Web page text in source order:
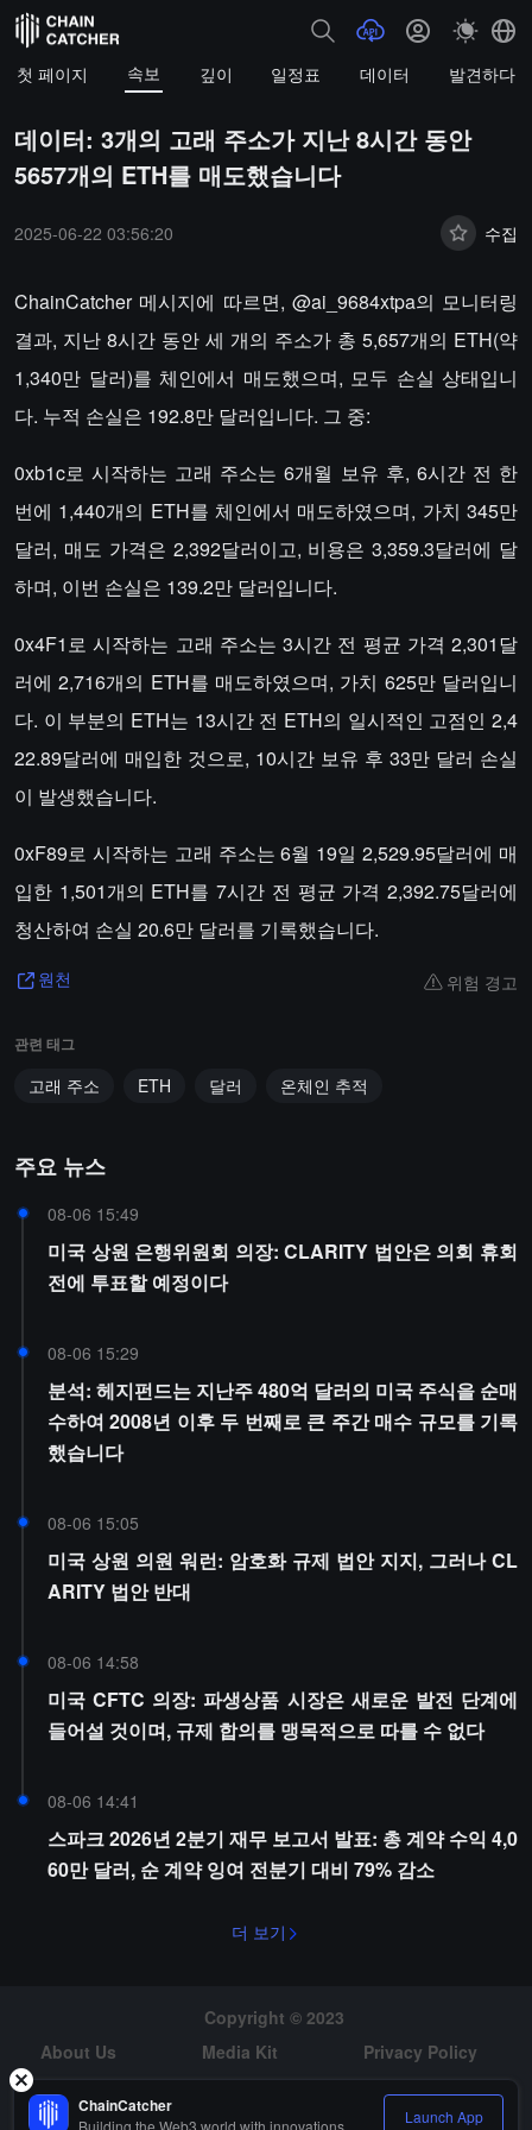
첫 페이지 속보 깊이 일정표 데이터 발견하다
데이터: 3개의 고래 주소가 지난 8시간 동안
5657개의 ETH를 매도했습니다
2025-06-22 03:56:20 수집
ChainCatcher 메시지에 따르면, @ai_9684xtpa의 모니터링
결과, 지난 8시간 동안 세 개의 주소가 총 5,657개의 ETH(약
1,340만 달러)를 체인에서 매도했으며, 모두 손실 상태입니
다. 누적 손실은 192.8만 달러입니다. 그 중:
0xb1c로 시작하는 고래 주소는 6개월 보유 후, 6시간 전 한
번에 1,440개의 ETH를 체인에서 매도하였으며, 가치 345만
달러, 매도 가격은 2,392달러이고, 비용은 3,359.3달러에 달
하며, 이번 손실은 139.2만 달러입니다.
0x4F1로 시작하는 고래 주소는 3시간 전 평균 가격 2,301달
러에 2,716개의 ETH를 매도하였으며, 가치 625만 달러입니
다. 이 부분의 ETH는 13시간 전 ETH의 일시적인 고점인 2,4
22.89달러에 매입한 것으로, 10시간 보유 후 33만 달러 손실
이 발생했습니다.
0xF89로 시작하는 고래 주소는 6월 19일 2,529.95달러에 매
입한 1,501개의 ETH를 7시간 전 평균 가격 2,392.75달러에
청산하여 손실 20.6만 달러를 기록했습니다.
원천 위험 경고
관련 태그
고래 주소 ETH 달러 온체인 추적
주요 뉴스
08-06 15:49
미국 상원 은행위원회 의장: CLARITY 법안은 의회 휴회
전에 투표할 예정이다
08-06 15:29
분석: 헤지펀드는 지난주 480억 달러의 미국 주식을 순매
수하여 2008년 이후 두 번째로 큰 주간 매수 규모를 기록
했습니다
08-06 15:05
미국 상원 의원 워런: 암호화 규제 법안 지지, 그러나 CL
ARITY 법안 반대
08-06 14:58
미국 CFTC 의장: 파생상품 시장은 새로운 발전 단계에
들어설 것이며, 규제 합의를 맹목적으로 따를 수 없다
08-06 14:41
스파크 2026년 2분기 재무 보고서 발표: 총 계약 수익 4,0
60만 달러, 순 계약 잉여 전분기 대비 79% 감소
더 보기
Copyright © 2023
About Us
Media Kit
Privacy Policy
Risk Warning
Hiring
ChainCatcher
Building the Web3 world with innovations. Launch App